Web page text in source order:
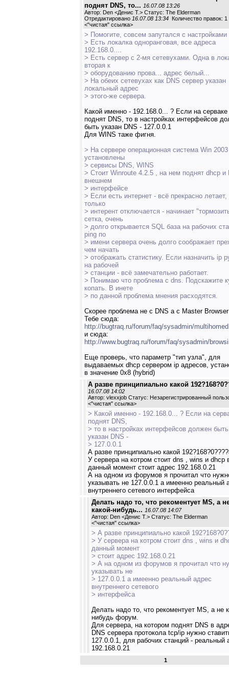
поднят DNS, то... 16.07.08 13:26
Автор: Den <Денис Т.> Статус: The Elderman
Отредактировано 16.07.08 13:34 Количество правок: 1
<"чистая" ссылка>
> Помогите, совсем запутался с настройками
> Есть локалка одноранговая, все адреса
192.168.0....
> Есть сервер с 2-мя сетевухами. Одна в
вторая к
> оборудованию прова... адрес белый...
> На обеих сетевухах как DNS сервер указан
локальный адрес
> этого-же сервера.
Какой именно - 192.168.0... ? Если на серваке
поднят DNS, то в настройках интерфейсов
быть указан DNS - 127.0.0.1
Для WINS таже фигня.
> На сервере операционная система Win
установлены
> сервисы DNS, WINS
> Стоит Winroute 4.2.5 , на нем поднят dhcp и
внешнем
> интерфейсе
> Если есть интернет - всё прекрасно летает,
только
> интерент отключается - начинает
сетка, очень
> долго открывается SQL база на рабочих
ping по
> имени сервера очень долго соображает
чем начать
> отображать статистику. Если назначить ip
на рабочей
> станции - всё замечательно работает.
> Понимаю что проблема с dns. Подскажите
копать. В инете
> по данной проблема мнения расходятся.
Скорее проблема не с DNS а с Master
Тебе сюда:
http://bugtraq.ru/forum/faq/sysadmin/
и сюда:
http://www.bugtraq.ru/forum/faq/sysadmin/
Еще проверь, что параметр "тип узла", для
выдаваемых dhcp сервером ip адресов,
в значение 0x8 (hybrid)
А разве принципиально какой
16.07.08 14:02
Автор: vlexxjob Статус: Незарегистрированный
<"чистая" ссылка>
> Какой именно - 192.168.0... ? Если на
поднят DNS,
> то в настройках интерфейсов должен быть
указан DNS -
> 127.0.0.1
А разве принципиально какой
У сервера на котром стоит dns , wins и dhcp
данный момент стоит адрес 192.168.0.21
А на одном из форумов я прочитал что
указывать не 127.0.0.1 а имеенно реальный
внутреннего сетевого интерфейса
Делать надо то, что рекоментует MS, а
какой-нибудь... 16.07.08 14:07
Автор: Den <Денис Т.> Статус: The Elderman
<"чистая" ссылка>
> А разве принципиально какой
> У сервера на котром стоит dns , wins и
данный момент
> стоит адрес 192.168.0.21
> А на одном из форумов я прочитал что
указывать не
> 127.0.0.1 а имеенно реальный адрес
внутреннего сетевого
> интерфейса
Делать надо то, что рекоментует MS, а не
нибудь форум.
Для сервера, на котором поднят DNS в
DNS сервера протокола tcp/ip нужно
127.0.0.1, для рабочих станций - реальный
192.168.0.21
1